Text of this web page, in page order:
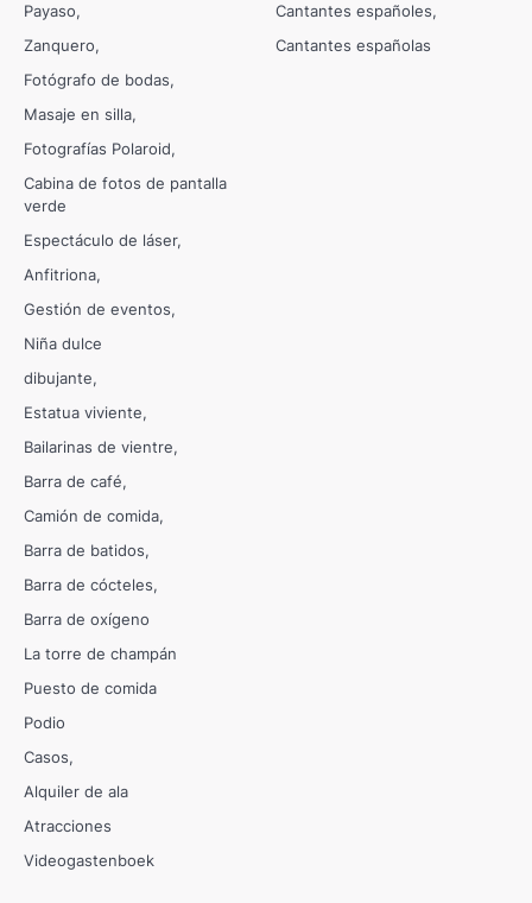
Payaso
Zanquero
Fotógrafo de bodas
Masaje en silla
Fotografías Polaroid
Cabina de fotos de pantalla
verde
Espectáculo de láser
Anfitriona
Gestión de eventos
Niña dulce
dibujante
Estatua viviente
Bailarinas de vientre
Barra de café
Camión de comida
Barra de batidos
Barra de cócteles
Barra de oxígeno
La torre de champán
Puesto de comida
Podio
Casos
Alquiler de ala
Atracciones
Videogastenboek
Cantantes españoles
Cantantes españolas